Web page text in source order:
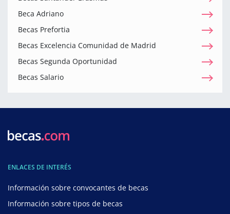
Beca Adriano
Becas Prefortia
Becas Excelencia Comunidad de Madrid
Becas Segunda Oportunidad
Becas Salario
ENLACES DE INTERÉS
Información sobre convocantes de becas
Información sobre tipos de becas